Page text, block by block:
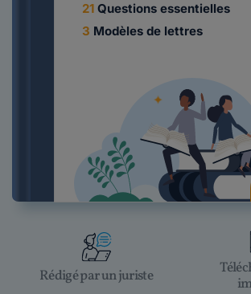
21 Questions essentielles
3 Modèles de lettres
Rédigé par un juriste